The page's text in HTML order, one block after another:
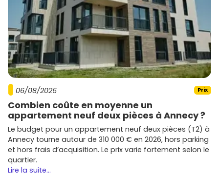
€/m².
Évolution récente: sur5 ans , la Côte Fleurie a
globalement progressé, portée par la rareté, le retour
des week-ends mer et les résidences secondaires. À
Deauville, une hausse cumulée d'environ+20 % à +35
%selon le secteur est fréquemment constatée, avec
des primes plus fortes sur les biens avec vue et
extérieur.
Ce qui se loue le mieux
3 pièces
avec balcon/terrasse, parking et bonne desserte.
Pour le meublé saisonnier, vise la proximité
plage/casino ou leport. Pour le long terme, regarde
Saint-Arnoult
Touques
(commodités et écoles).
Tendances de recherche: extérieurs privés,
prestations durables ( RE 2020
, isolation renforcée),
stationnement sécurisé, celliers pour le matériel de
plage, locaux vélos.
06/08/2026 Prix
Combien coûte en moyenne un
appartement neuf deux pièces à Annecy ?
Le budget pour un appartement neuf deux pièces (T2) à
Annecy tourne autour de 310 000 € en 2026, hors parking
et hors frais d’acquisition. Le prix varie fortement selon le
quartier.
Lire la suite...